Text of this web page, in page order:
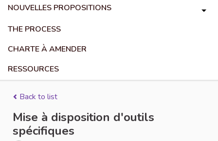
NOUVELLES PROPOSITIONS
THE PROCESS
CHARTE À AMENDER
RESSOURCES
Back to list
Mise à disposition d'outils
spécifiques